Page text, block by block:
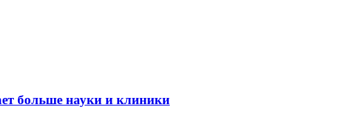
больше науки и клиники